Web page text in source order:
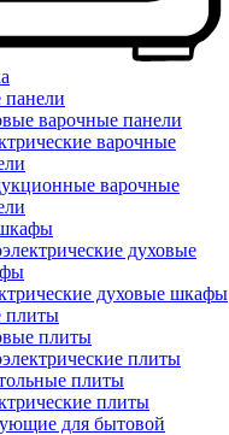
варочные панели
варочные
варочные
духовые
духовые шкафы
плиты
плиты
плиты
плиты
плиты
для бытовой